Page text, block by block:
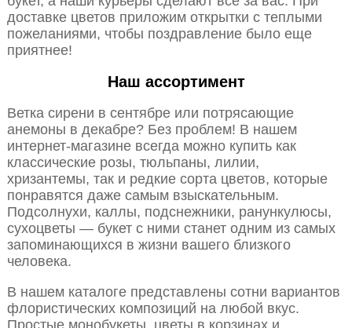
доставке цветов приложим открытки с теплыми
пожеланиями, чтобы поздравление было еще
приятнее!
Наш ассортимент
Ветка сирени в сентябре или потрясающие
анемоны в декабре? Без проблем! В нашем
интернет-магазине всегда можно купить как
классические розы, тюльпаны, лилии,
хризантемы, так и редкие сорта цветов, которые
понравятся даже самым взыскательным.
Подсолнухи, каллы, подснежники, ранункулюсы,
сухоцветы — букет с ними станет одним из самых
запоминающихся в жизни вашего близкого
человека.
В нашем каталоге представлены сотни вариантов
флористических композиций на любой вкус.
Простые монобукеты, цветы в корзинах и